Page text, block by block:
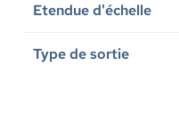
Etendue d'échelle
Type de sortie